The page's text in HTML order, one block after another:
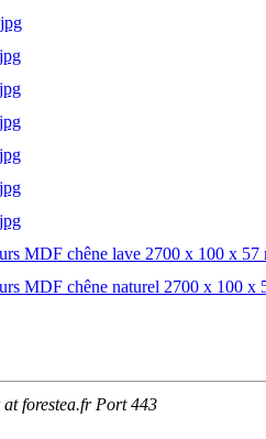
MDF chêne lave 2700 x 100 x 57
MDF chêne naturel 2700 x 100 x
forestea.fr Port 443